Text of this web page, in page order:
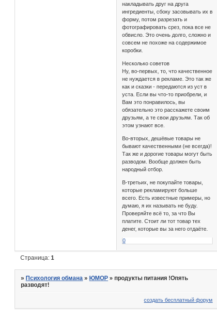
накладывать друг на друга
ингредиенты, сбоку засовывать их в
форму, потом разрезать и
фотографировать срез, пока все не
обвисло. Это очень долго, сложно и
совсем не похоже на содержимое
коробки.
Несколько советов
Ну, во-первых, то, что качественное
не нуждается в рекламе. Это так же
как и сказки - передаются из уст в
уста. Если вы что-то приобрели, и
Вам это понравилось, вы
обязательно это расскажете своим
друзьям, а те свои друзьям. Так об
этом узнают все.
Во-вторых, дешёвые товары не
бывают качественными (не всегда)!
Так же и дорогие товары могут быть
разводом. Вообще должен быть
народный отбор.
В-третьих, не покупайте товары,
которые рекламируют больше
всего. Есть известные примеры, но
думаю, я их называть не буду.
Проверяйте всё то, за что Вы
платите. Стоит ли тот товар тех
денег, которые вы за него отдаёте.
0
Страница:1
»Психология обмана »ЮМОР »продукты питания !Опять
разводят!
создать бесплатный форум